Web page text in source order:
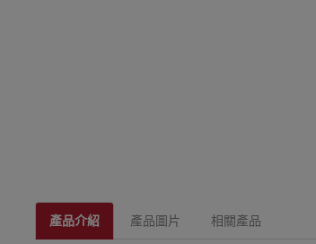
產品介紹 產品圖片 相關產品